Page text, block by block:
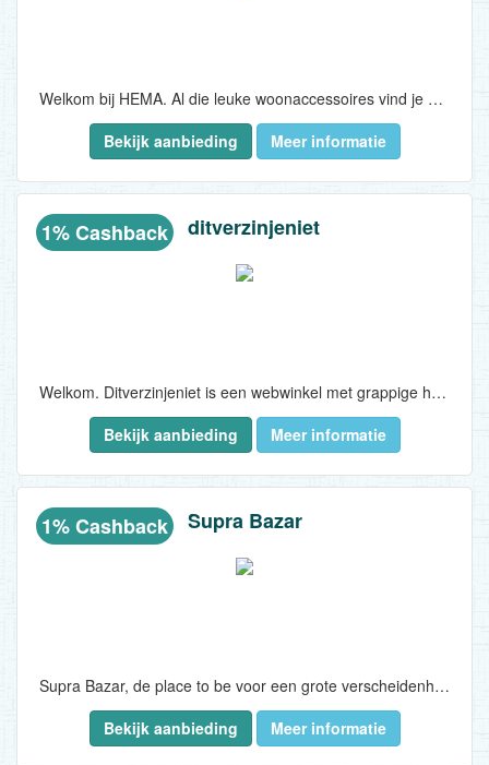
Welkom bij HEMA. Al die leuke woonaccessoires vind je online op hema.be. Geef je woonkamer net dat beetje extra sfeer met de unieke woonaccessoires van HEMA. Voor elke woonstijl of kleurstelling hebben we accessoires: van kussens tot kaarsen, van vazen tot fotolijsten...
Bekijk aanbieding
Meer informatie
1% Cashback ditverzinjeniet
Welkom. Ditverzinjeniet is een webwinkel met grappige hebbedingen, designartikelen en de nieuwste gadgets. De producten voldoen aan een hoge kwaliteitsstandaard en zij hebben veel mooie merken in hun assortiment...
Bekijk aanbieding
Meer informatie
1% Cashback Supra Bazar
Supra Bazar, de place to be voor een grote verscheidenheid aan producten. Bij Suprabazar vindt u een grote verscheidenheid aan producten : tuingerief, meubels, kledij, elektronica en sportgerief en nog zo veel meer. Neem gerust je tijd tijdens het shoppen en ontdek ons assortiment...
Bekijk aanbieding
Meer informatie